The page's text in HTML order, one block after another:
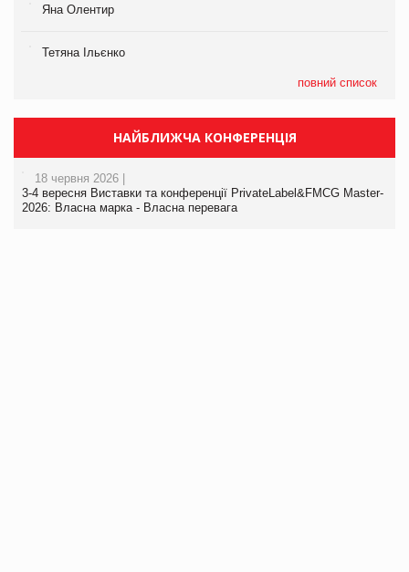
Яна Олентир
Тетяна Ільєнко
повний список
НАЙБЛИЖЧА КОНФЕРЕНЦІЯ
18 червня 2026 |
3-4 вересня Виставки та конференції PrivateLabel&FMCG Master-
2026: Власна марка - Власна перевага